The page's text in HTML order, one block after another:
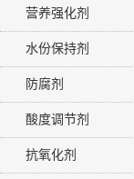
营养强化剂
水份保持剂
防腐剂
酸度调节剂
抗氧化剂